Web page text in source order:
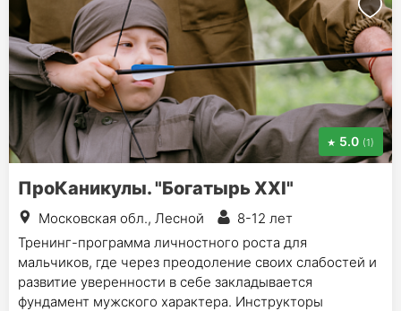
5.0 (1)
ПроКаникулы. "Богатырь XXI"
Московская обл., Лесной
8-12 лет
Тренинг-программа личностного роста для
мальчиков, где через преодоление своих слабостей и
развитие уверенности в себе закладывается
фундамент мужского характера. Инструкторы